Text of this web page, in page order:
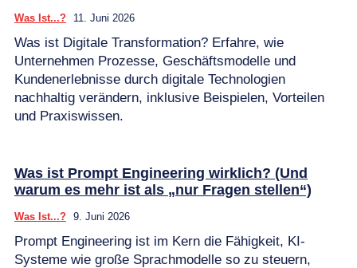
Was Ist...? 11. Juni 2026
Was ist Digitale Transformation? Erfahre, wie
Unternehmen Prozesse, Geschäftsmodelle und
Kundenerlebnisse durch digitale Technologien
nachhaltig verändern, inklusive Beispielen, Vorteilen
und Praxiswissen.
Was ist Prompt Engineering wirklich? (Und
warum es mehr ist als „nur Fragen stellen“)
Was Ist...? 9. Juni 2026
Prompt Engineering ist im Kern die Fähigkeit, KI-
Systeme wie große Sprachmodelle so zu steuern,